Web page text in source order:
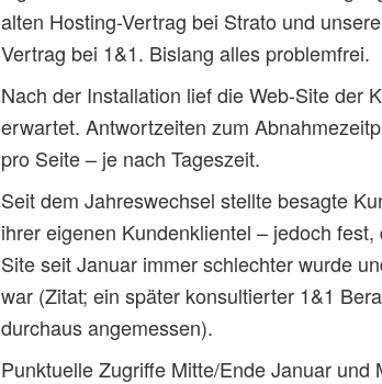
alten Hosting-Vertrag bei Strato und
Vertrag bei 1&1. Bislang alles problemfrei.
Nach der Installation lief die Web-Site der
erwartet. Antwortzeiten zum
pro Seite – je nach Tageszeit.
Seit dem Jahreswechsel stellte besagte
ihrer eigenen Kundenklientel – jedoch
Site seit Januar immer schlechter wurde
war (Zitat; ein später konsultierter 1&1
durchaus angemessen).
Punktuelle Zugriffe Mitte/Ende Januar und